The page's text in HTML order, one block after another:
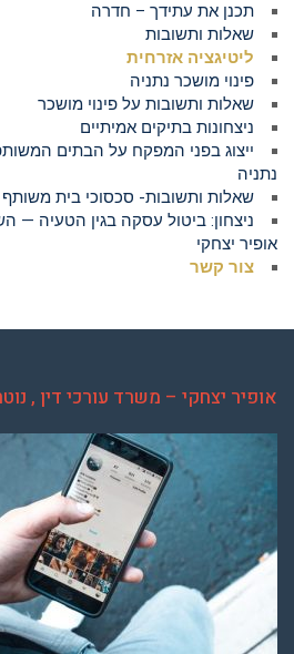
תכנן את עתידך – חדרה
שאלות ותשובות
ליטיגציה אזרחית
פינוי מושכר נתניה
שאלות ותשובות על פינוי מושכר
ניצחונות בתיקים אמיתיים
ייצוג בפני המפקח על הבתים
נתניה
שאלות ותשובות- סכסוכי בית
אופיר יצחקי
צור קשר
אופיר יצחקי – משרד עורכי דין ,